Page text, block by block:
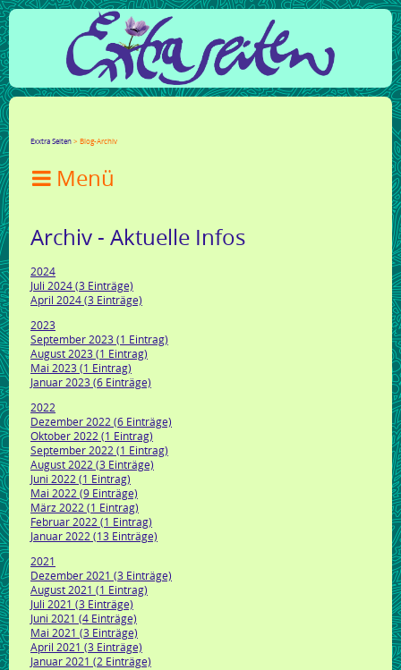
Exxtra Seiten Blog-Archiv

Archiv - Aktuelle Infos
2024
Juli 2024 (3 Einträge)
April 2024 (3 Einträge)
2023
September 2023 (1 Eintrag)
August 2023 (1 Eintrag)
Mai 2023 (1 Eintrag)
Januar 2023 (6 Einträge)
2022
Dezember 2022 (6 Einträge)
Oktober 2022 (1 Eintrag)
September 2022 (1 Eintrag)
August 2022 (3 Einträge)
Juni 2022 (1 Eintrag)
Mai 2022 (9 Einträge)
März 2022 (1 Eintrag)
Februar 2022 (1 Eintrag)
Januar 2022 (13 Einträge)
2021
Dezember 2021 (3 Einträge)
August 2021 (1 Eintrag)
Juli 2021 (3 Einträge)
Juni 2021 (4 Einträge)
Mai 2021 (3 Einträge)
April 2021 (3 Einträge)
Januar 2021 (2 Einträge)